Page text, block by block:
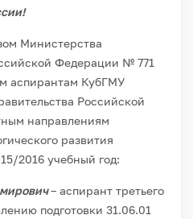
Министерства
Федерации № 771
аспирантам КубГМУ
Российской
направлениям
развития
2016 учебный год:
– аспирант третьего
подготовки 31.06.01